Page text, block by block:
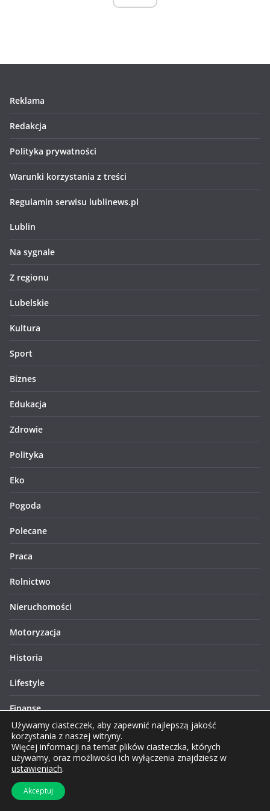
Reklama
Redakcja
Polityka prywatności
Warunki korzystania z treści
Regulamin serwisu lublinews.pl
Lublin
Na sygnale
Z regionu
Lubelskie
Kultura
Sport
Biznes
Edukacja
Zdrowie
Polityka
Eko
Pogoda
Polecane
Praca
Rolnictwo
Nieruchomości
Motoryzacja
Historia
Lifestyle
Finanse
Zakupy
Technologie
Turystyka
Używamy ciasteczek, aby zapewnić najlepszą jakość
korzystania z naszej witryny.
Więcej informacji na temat plików ciasteczka, których
używamy, oraz możliwości ich wyłączenia znajdziesz w
ustawieniach.
Akceptuj